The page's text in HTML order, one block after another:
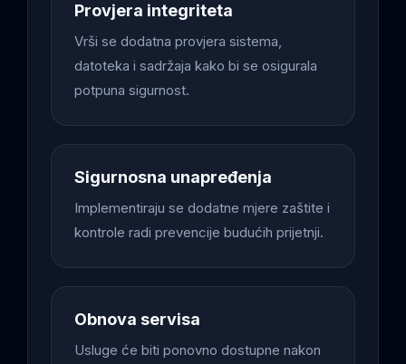
Provjera integriteta
Vrši se dodatna provjera sistema,
datoteka i sadržaja kako bi se osigurala
potpuna sigurnost.
Sigurnosna unapređenja
Implementiraju se dodatne mjere zaštite i
kontrole radi prevencije budućih prijetnji.
Obnova servisa
Usluge će biti ponovno dostupne nakon